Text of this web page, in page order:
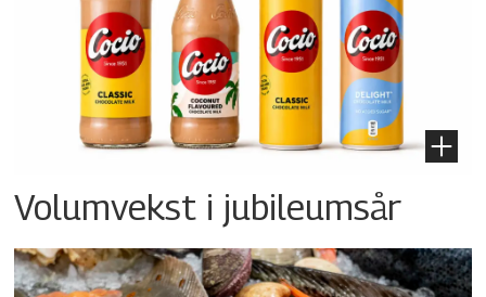
Volumvekst i jubileumsår